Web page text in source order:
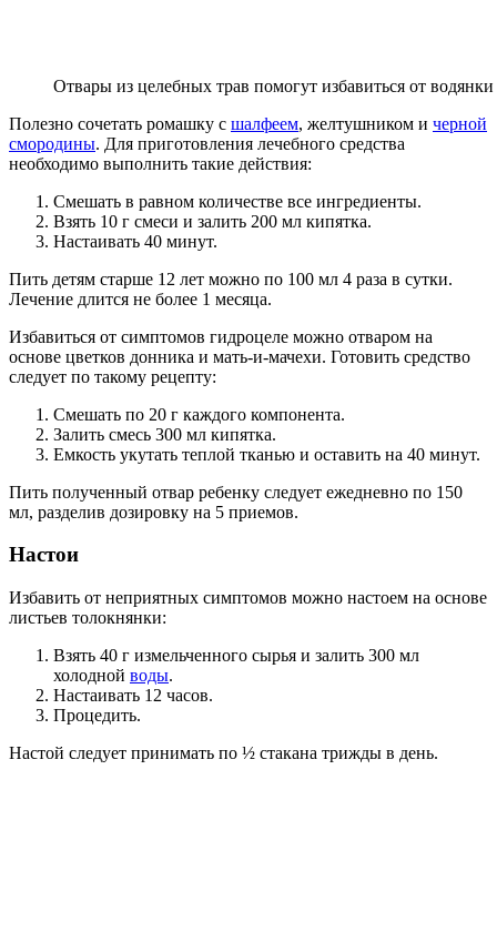
Отвары из целебных трав помогут избавиться от водянки
Полезно сочетать ромашку с шалфеем, желтушником и черной
смородины. Для приготовления лечебного средства
необходимо выполнить такие действия:
Смешать в равном количестве все ингредиенты.
Взять 10 г смеси и залить 200 мл кипятка.
Настаивать 40 минут.
Пить детям старше 12 лет можно по 100 мл 4 раза в сутки.
Лечение длится не более 1 месяца.
Избавиться от симптомов гидроцеле можно отваром на
основе цветков донника и мать-и-мачехи. Готовить средство
следует по такому рецепту:
Смешать по 20 г каждого компонента.
Залить смесь 300 мл кипятка.
Емкость укутать теплой тканью и оставить на 40 минут.
Пить полученный отвар ребенку следует ежедневно по 150
мл, разделив дозировку на 5 приемов.
Настои
Избавить от неприятных симптомов можно настоем на основе
листьев толокнянки:
Взять 40 г измельченного сырья и залить 300 мл
холодной воды.
Настаивать 12 часов.
Процедить.
Настой следует принимать по ½ стакана трижды в день.